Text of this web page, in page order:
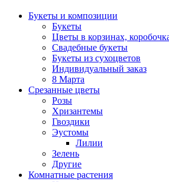
Букеты и композиции
Букеты
Цветы в корзинах,
Свадебные букеты
Букеты из сухоцветов
Индивидуальный заказ
8 Марта
Срезанные цветы
Розы
Хризантемы
Гвоздики
Эустомы
Лилии
Зелень
Другие
Комнатные растения